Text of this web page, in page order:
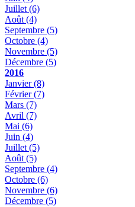
Juillet (6)
Août (4)
Septembre (5)
Octobre (4)
Novembre (5)
Décembre (5)
2016
Janvier(8)
Février(7)
Mars (7)
Avril (7)
Mai (6)
Juin (4)
Juillet (5)
Août (5)
Septembre (4)
Octobre (6)
Novembre (6)
Décembre (5)